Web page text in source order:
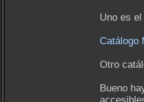
Uno es
Catálogo
Otro
Bueno